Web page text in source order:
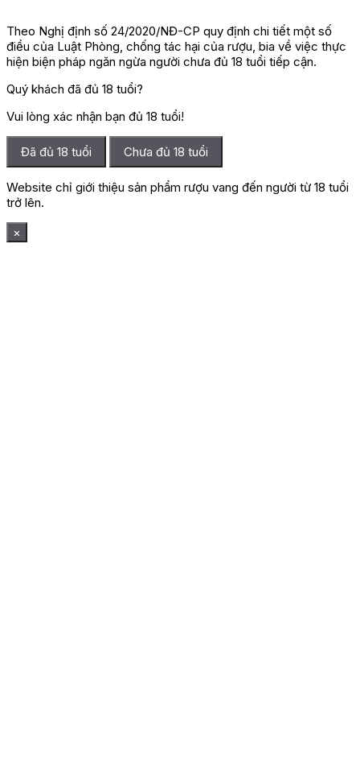
Theo Nghị định số 24/2020/NĐ-CP quy định chi tiết một số
điều của Luật Phòng, chống tác hại của rượu, bia về việc thực
hiện biện pháp ngăn ngừa người chưa đủ 18 tuổi tiếp cận.
Quý khách đã đủ 18 tuổi?
Vui lòng xác nhận bạn đủ 18 tuổi!
Đã đủ 18 tuổi Chưa đủ 18 tuổi
Website chỉ giới thiệu sản phẩm rượu vang đến người từ 18 tuổi
trở lên.
×